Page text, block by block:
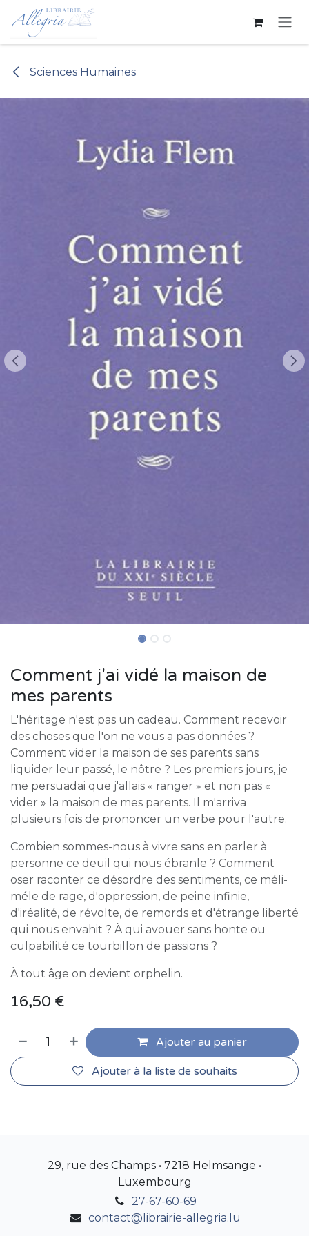
Se rendre au contenu
Sciences Humaines
Comment j'ai vidé la maison de
mes parents
L'héritage n'est pas un cadeau. Comment recevoir
des choses que l'on ne vous a pas données ?
Comment vider la maison de ses parents sans
liquider leur passé, le nôtre ? Les premiers jours, je
me persuadai que j'allais « ranger » et non pas «
vider » la maison de mes parents. Il m'arriva
plusieurs fois de prononcer un verbe pour l'autre.
Combien sommes-nous à vivre sans en parler à
personne ce deuil qui nous ébranle ? Comment
oser raconter ce désordre des sentiments, ce méli-
méle de rage, d'oppression, de peine infinie,
d'iréalité, de révolte, de remords et d'étrange liberté
qui nous envahit ? À qui avouer sans honte ou
culpabilité ce tourbillon de passions ?
À tout âge on devient orphelin.
16,50 €
Ajouter au panier
Ajouter à la liste de souhaits
29, rue des Champs • 7218 Helmsange •
Luxembourg
27-67-60-69
contact@librairie-allegria.lu